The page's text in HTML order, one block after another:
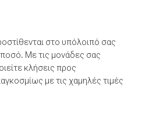
στο υπόλοιπό σας
Με τις μονάδες σας
κλήσεις προς
με τις χαμηλές τιμές